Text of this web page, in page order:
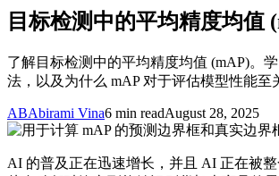
目标检测中的平均精度均值
了解目标检测中的平均精度均值 (mAP)。
法，以及为什么 mAP 对于评估模型性能至
ABAbirami Vina6 min readAugust 28, 2025
AI 的普及正在迅速增长，并且 AI 正在被整